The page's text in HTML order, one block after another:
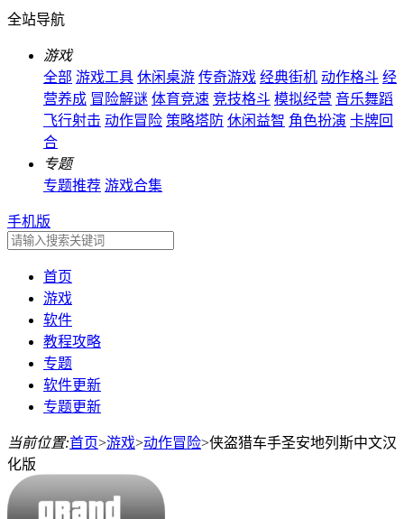
全站导航
游戏
全部 游戏工具 休闲桌游 传奇游戏 经典街机 动作格斗 经
营养成 冒险解谜 体育竞速 竞技格斗 模拟经营 音乐舞蹈
飞行射击 动作冒险 策略塔防 休闲益智 角色扮演 卡牌回
合
专题
专题推荐 游戏合集
手机版
首页
游戏
软件
教程攻略
专题
软件更新
专题更新
当前位置:首页>游戏>动作冒险>侠盗猎车手圣安地列斯中文汉
化版